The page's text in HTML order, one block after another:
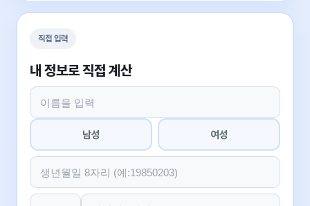
직접 입력
내 정보로 직접 계산
남성 여성